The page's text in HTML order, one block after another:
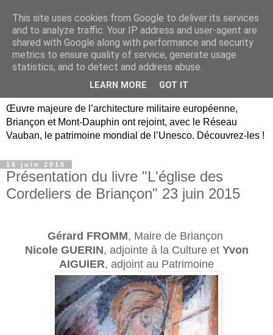
Briançon, Mont-Dauphin,
Vauban Unesco Hautes-
Œuvre majeure de l’architecture militaire européenne,
Briançon et Mont-Dauphin ont rejoint, avec le Réseau
Vauban, le patrimoine mondial de l’Unesco. Découvrez-les !
16 juin 2015
Présentation du livre "L'église des
Cordeliers de Briançon" 23 juin 2015
Gérard FROMM, Maire de Briançon
Nicole GUERIN, adjointe à la Culture et Yvon
AIGUIER, adjoint au Patrimoine
This site uses cookies from Google to deliver its services
and to analyze traffic. Your IP address and user-agent are
shared with Google along with performance and security
metrics to ensure quality of service, generate usage
statistics, and to detect and address abuse.
LEARN MORE GOT IT